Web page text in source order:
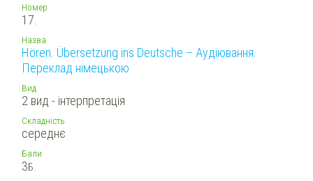
Номер
17.
Назва
Hören. Übersetzung ins Deutsche – Аудіювання.
Переклад німецькою
Вид
2 вид - інтерпретація
Складність
середнє
Бали
3Б.